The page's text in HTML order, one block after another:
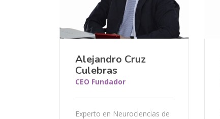
Alejandro Cruz
Culebras
CEO Fundador
Experto en Neurociencias de